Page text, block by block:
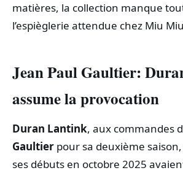
matières, la collection manque
l’espièglerie attendue chez Miu
Jean Paul Gaultier:
assume la provocation
Duran Lantink, aux commandes
Gaultier pour sa deuxième
ses débuts en octobre 2025